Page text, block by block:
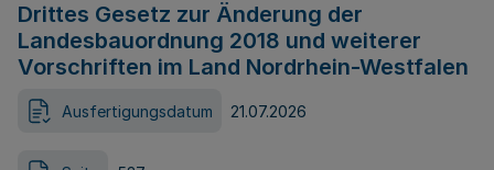
Drittes Gesetz zur Änderung der
Landesbauordnung 2018 und weiterer
Vorschriften im Land Nordrhein-Westfalen
Ausfertigungsdatum 21.07.2026